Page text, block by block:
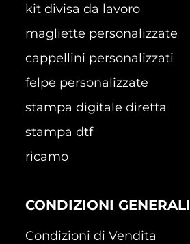
kit divisa da lavoro
magliette personalizzate
cappellini personalizzati
felpe personalizzate
stampa digitale diretta
stampa dtf
ricamo
CONDIZIONI GENERALI
Condizioni di Vendita